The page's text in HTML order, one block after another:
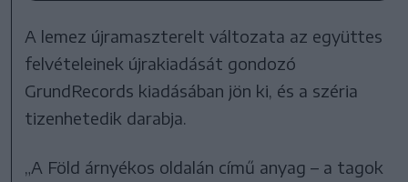
A lemez újramaszterelt változata az együttes
felvételeinek újrakiadását gondozó
GrundRecords kiadásában jön ki, és a széria
tizenhetedik darabja.
„A Föld árnyékos oldalán című anyag – a tagok